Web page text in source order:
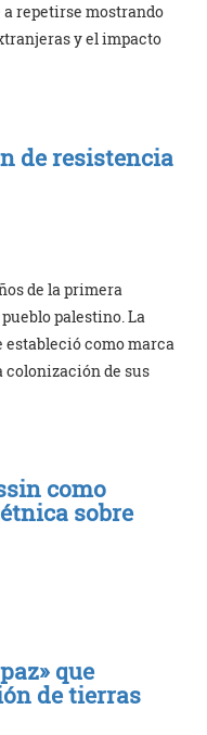
repetirse mostrando
y el impacto
de resistencia
de la primera
palestino. La
como marca
colonización de sus
como
sobre
que
de tierras